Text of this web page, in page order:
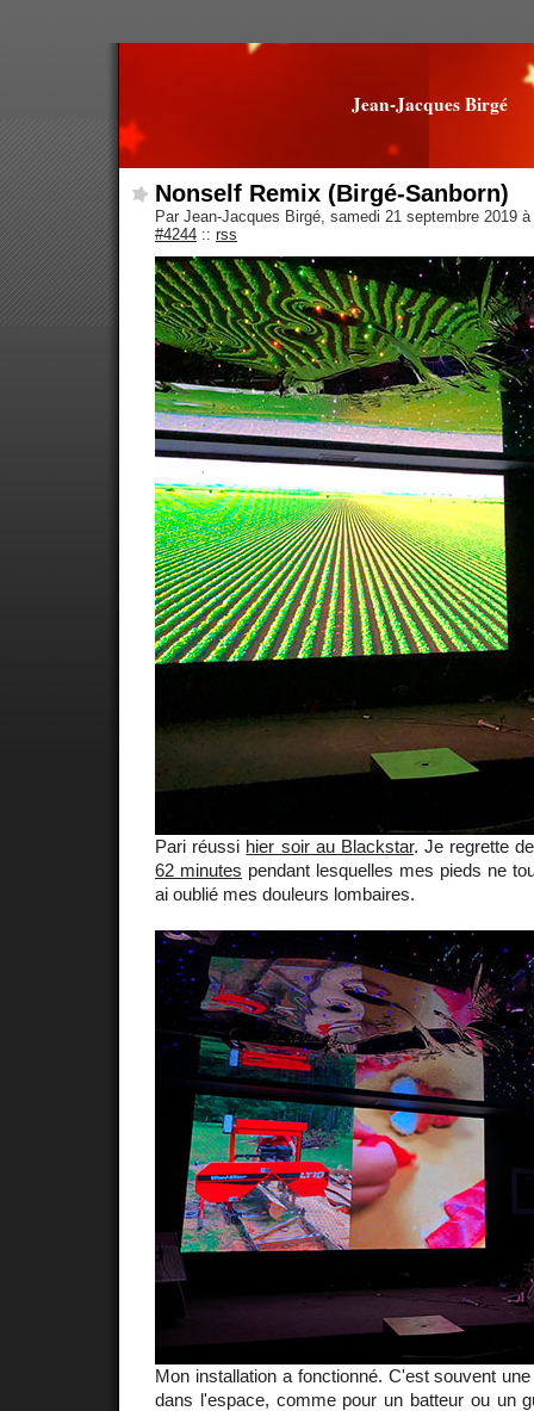
Jean-Jacques Birgé
Nonself Remix (Birgé-Sanborn)
Par Jean-Jacques Birgé, samedi 21 septembre 2019
#4244 :: rss
Pari réussi hier soir au Blackstar. Je regrette
62 minutes pendant lesquelles mes pieds ne
ai oublié mes douleurs lombaires.
Mon installation a fonctionné. C'est souvent
dans l'espace, comme pour un batteur ou un